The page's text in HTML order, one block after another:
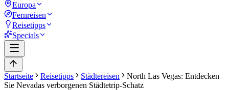
Europa
Fernreisen
Reisetipps
Specials
Startseite Reisetipps Städtereisen
North Las Vegas: Entdecken
Sie Nevadas verborgenen Städtetrip-Schatz